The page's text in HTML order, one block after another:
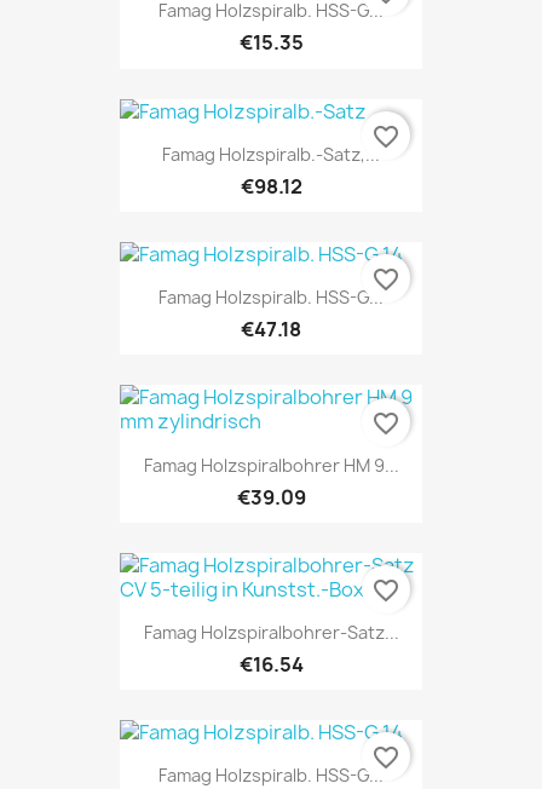
Famag Holzspiralb. HSS-G...
€15.35
Famag Holzspiralb.-Satz,...
€98.12
favorite_border
Famag Holzspiralb. HSS-G...
€47.18
favorite_border
Famag Holzspiralbohrer HM 9...
€39.09
favorite_border
Famag Holzspiralbohrer-Satz...
€16.54
favorite_border
Famag Holzspiralb. HSS-G...
favorite_border